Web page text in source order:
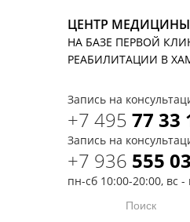
ЦЕНТР
НА БАЗЕ ПЕРВОЙ
РЕАБИЛИТАЦИИ В
Запись на
+7 495 77 33
Запись на
+7 936 555
пн-сб 10:00-20:00, вс